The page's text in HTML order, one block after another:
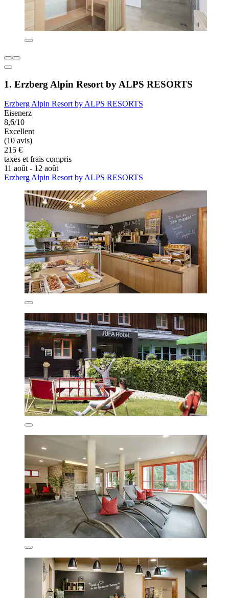
1. Erzberg Alpin Resort by ALPS RESORTS
Erzberg Alpin Resort by ALPS RESORTS
Eisenerz
8,6/10
Excellent
(10 avis)
215 €
taxes et frais compris
11 août - 12 août
Erzberg Alpin Resort by ALPS RESORTS